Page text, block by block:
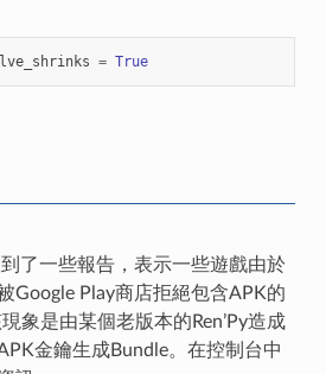
= True
了一些報告，表示一些遊戲由於
Google Play商店拒絕包含APK的
象是由某個老版本的Ren’Py造成
金鑰生成Bundle。在控制台中